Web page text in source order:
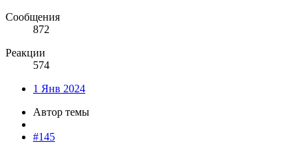
Сообщения
872
Реакции
574
1 Янв 2024
Автор темы
#145